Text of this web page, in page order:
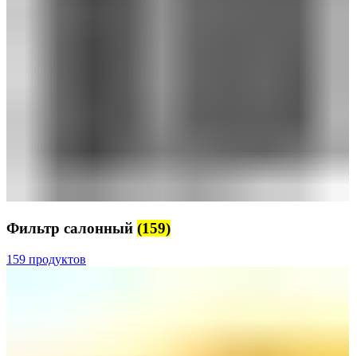
Фильтр салонный (159)
159 продуктов